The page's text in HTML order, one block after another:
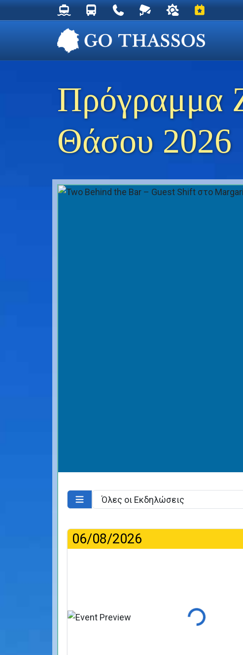
Δρομολόγια Φέρυ για Θάσο
Δρομολόγια Λεωφορείων Θάσου
Χρήσιμα Τηλέφωνα
Ζωντανή Κάμερα στη
Ο καιρός στη Θάσο
Πρόγραμμα
Θάσου 2026
06/08/2026
Φόρτωση...